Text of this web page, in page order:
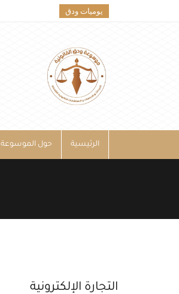
يوميات ودق
الرئيسية حول الموسوعة
التجارة الإلكترونية